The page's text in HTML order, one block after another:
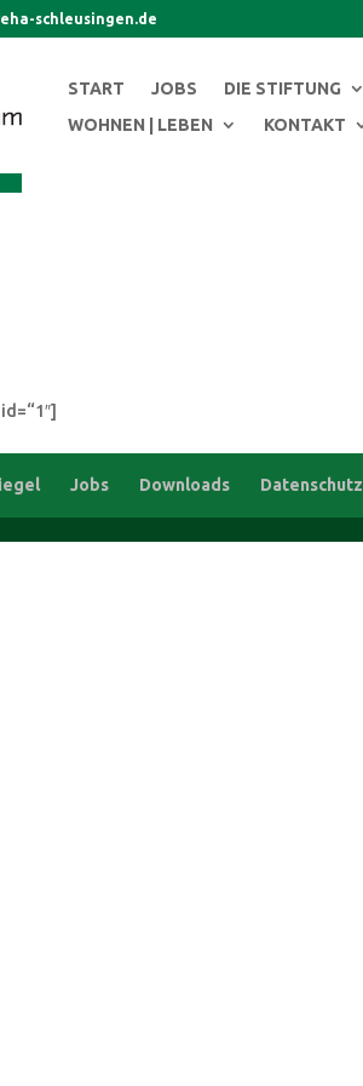
schleusingen.de
START JOBS DIE STIFTUNG
WOHNEN | LEBEN
KONTAKT
Jobs Downloads Datenschutz